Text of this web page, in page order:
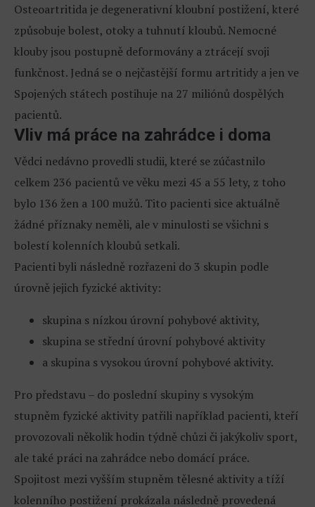
Osteoartritida je degenerativní kloubní postižení, které
způsobuje bolest, otoky a tuhnutí kloubů. Nemocné
klouby jsou postupně deformovány a ztrácejí svoji
funkčnost. Jedná se o nejčastější formu artritidy a jen ve
Spojených státech postihuje na 27 miliónů dospělých
pacientů.
Vliv má práce na zahrádce i doma
Vědci nedávno provedli studii, které se zúčastnilo
celkem 236 pacientů ve věku mezi 45 a 55 lety, z toho
bylo 136 žen a 100 mužů. Tito pacienti sice aktuálně
žádné příznaky neměli, ale v minulosti se všichni s
bolestí kolenních kloubů setkali.
Pacienti byli následně rozřazeni do 3 skupin podle
úrovně jejich fyzické aktivity:
skupina s nízkou úrovní pohybové aktivity,
skupina se střední úrovní pohybové aktivity
a skupina s vysokou úrovní pohybové aktivity.
Pro představu – do poslední skupiny s vysokým
stupněm fyzické aktivity patřili například pacienti, kteří
provozovali několik hodin týdně chůzi či jakýkoliv sport,
ale také práci na zahrádce nebo domácí práce.
Spojitost mezi vyšším stupněm tělesné aktivity a tíží
kolenního postižení prokázala následně provedená